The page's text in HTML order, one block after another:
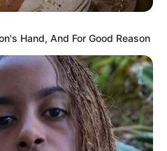
Hand, And For Good Reason